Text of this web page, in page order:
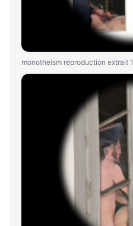
monotheism reproduction extrait 1